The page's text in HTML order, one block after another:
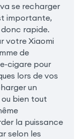
se recharger
importante,
rapide.
votre Xiaomi
de
cigare pour
lors de vos
un
bien tout
la puissance
selon les